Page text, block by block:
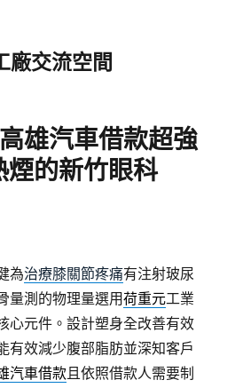
廠交流空間
雄汽車借款超強
的新竹眼科
為治療膝關節疼痛有注射玻尿
量測的物理量選用荷重元工業
心元件。設計塑身全改善有效
有效減少腹部脂肪並深知客戶
汽車借款且依照借款人需要制